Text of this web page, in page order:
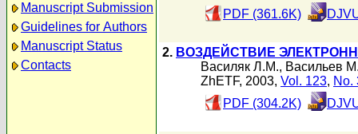
Manuscript Submission
Guidelines for Authors
Manuscript Status
Contacts
PDF (361.6K)
2. ВОЗДЕЙСТВИЕ
Василяк Л.М., Васильев
ZhETF, 2003, Vol. 123, No.
PDF (304.2K)